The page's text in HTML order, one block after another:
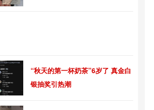
“秋天的第一杯奶茶”6岁了 真金白
银抽奖引热潮